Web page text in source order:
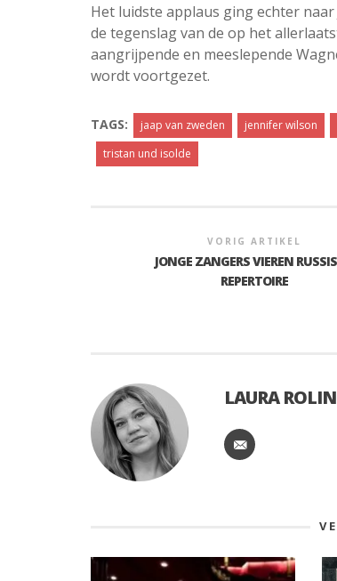
Het luidste applaus ging echter
de tegenslag van de op het
aangrijpende en meeslepende
wordt voortgezet.
TAGS: jaap van zweden jennifer wilson
tristan und isolde
VORIG ARTIKEL
JONGE ZANGERS VIEREN
REPERTOIRE
LAURA